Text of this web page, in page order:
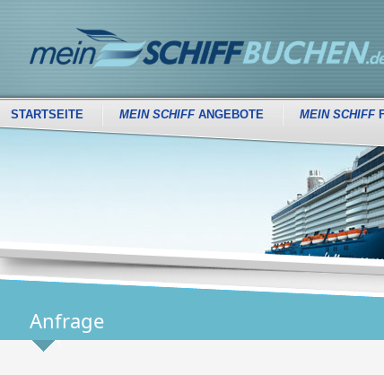
STARTSEITE MEIN SCHIFFANGEBOTE MEIN SCHIFF
Anfrage